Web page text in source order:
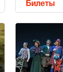
Билеты